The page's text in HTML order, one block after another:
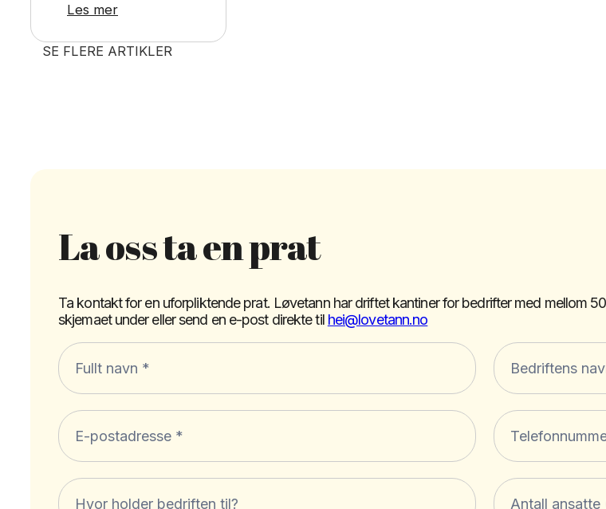
Les mer
SE FLERE ARTIKLER
La oss ta en prat
Ta kontakt for en uforpliktende prat. Løvetann har driftet kantiner for bedrifter med mellom
skjemaet under eller send en e-post direkte til hei@lovetann.no
Løvetann
kontaktskjema